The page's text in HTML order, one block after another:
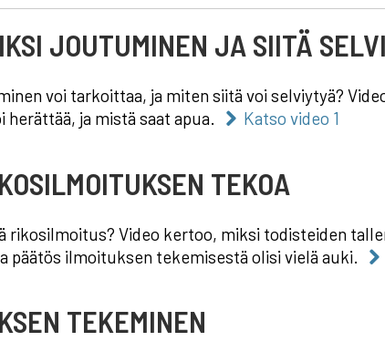
JOUTUMINEN JA SIITÄ
voi tarkoittaa, ja miten siitä voi selviytyä?
ja mistä saat apua.
Katso video 1
TEKOA
rikosilmoitus? Video kertoo, miksi todisteiden
päätös ilmoituksen tekemisestä olisi vielä auki.
TEKEMINEN